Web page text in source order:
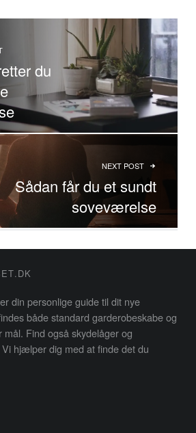
du
NEXT POST
Sådan får du et sundt
soveværelse
er din personlige guide til dit nye
både standard garderobeskabe og
Find også skydelåger og
hjælper dig med at finde det du